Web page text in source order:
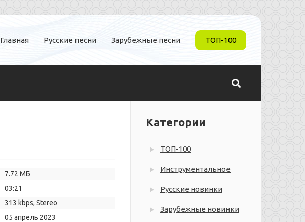
Главная Русские песни Зарубежные песни ТОП-100
7.72 МБ
03:21
313 kbps, Stereo
05 апрель 2023
Категории
ТОП-100
Инструментальное
Русские новинки
Зарубежные новинки